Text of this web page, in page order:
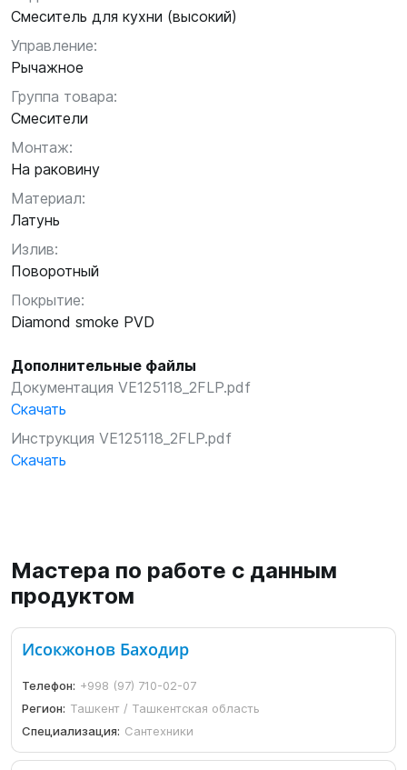
Смеситель для кухни (высокий)
Управление:
Рычажное
Группа товара:
Смесители
Монтаж:
На раковину
Материал:
Латунь
Излив:
Поворотный
Покрытие:
Diamond smoke PVD
Дополнительные файлы
Документация VE125118_2FLP.pdf
Скачать
Инструкция VE125118_2FLP.pdf
Скачать
Мастера по работе с данным
продуктом
Исокжонов Баходир
Телефон: +998 (97) 710-02-07
Регион: Ташкент / Ташкентская область
Специализация: Сантехники